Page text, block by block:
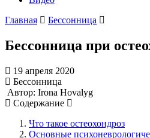
Главная
Бессонница
Бессонница при
19 апреля 2020
Бессонница
Автор: Irona Hovalyg
Содержание
Что такое остеохондроз
Основные